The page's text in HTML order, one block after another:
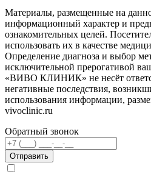
Материалы, размещенные на
информационный характер и
ознакомительных целей.
использовать их в качестве
Определение диагноза и выбор
исключительной прерогативой
«ВИВО КЛИНИК» не несёт
негативные последствия,
использования информации,
vivoclinic.ru
Обратный звонок
Телефон